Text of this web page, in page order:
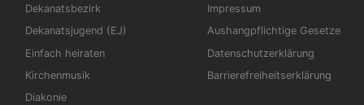
Dekanatsbezirk
Dekanatsjugend (EJ)
Einfach heiraten
Kirchenmusik
Diakonie
Impressum
Aushangpflichtige Gesetze
Datenschutzerklärung
Barrierefreiheitserklärung